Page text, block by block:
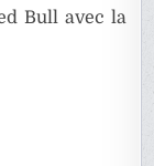
Bull avec la